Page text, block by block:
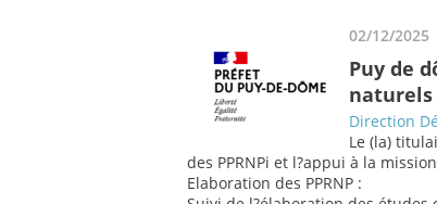
02/12/2025
Puy de
Direction
Le (la)
des PPRNPi et l?appui à la
Elaboration des PPRNP :